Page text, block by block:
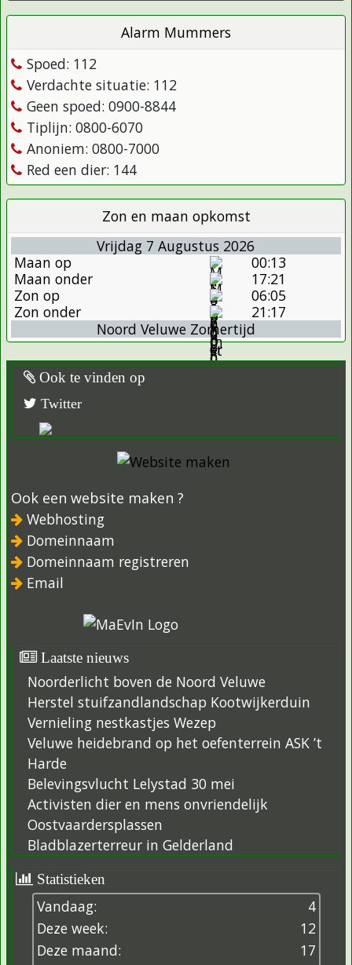
Alarm Mummers
Spoed: 112
Verdachte situatie: 112
Geen spoed: 0900-8844
Tiplijn: 0800-6070
Anoniem: 0800-7000
Red een dier: 144
Zon en maan opkomst
Vrijdag 7 Augustus 2026
Maan op
00:13
Maan onder
17:21
Zon op
06:05
Zon onder
21:17
Noord Veluwe Zomertijd
Ook te vinden op
Twitter
Ook een website maken ?
Webhosting
Domeinnaam
Domeinnaam registreren
Email
Laatste nieuws
Noorderlicht boven de Noord Veluwe
Herstel stuifzandlandschap Kootwijkerduin
Vernieling nestkastjes Wezep
Veluwe heidebrand op het oefenterrein ASK ’t
Harde
Belevingsvlucht Lelystad 30 mei
Activisten dier en mens onvriendelijk
Oostvaardersplassen
Bladblazerterreur in Gelderland
Statistieken
Vandaag:
4
Deze week:
12
Deze maand:
17